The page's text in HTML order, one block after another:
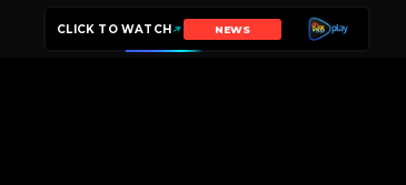
CLICK TO WATCH FILMS